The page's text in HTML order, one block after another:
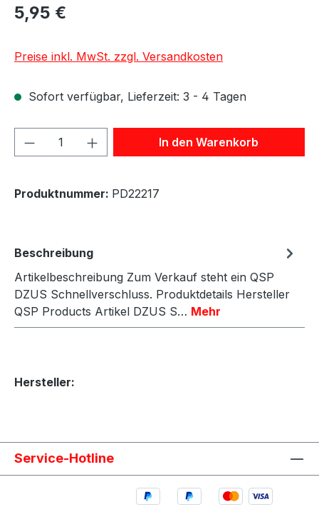
5,95 €
Preise inkl. MwSt. zzgl. Versandkosten
Sofort verfügbar, Lieferzeit: 3 - 4 Tagen
Produkt Anzahl: Gib denIn den Warenkorb
Produktnummer: PD22217
Beschreibung
Artikelbeschreibung Zum Verkauf steht ein QSP
DZUS Schnellverschluss. Produktdetails Hersteller
QSP Products Artikel DZUS S… Mehr
Hersteller:
Service-Hotline